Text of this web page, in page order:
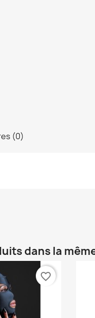
(0)
dans la
favorite_border